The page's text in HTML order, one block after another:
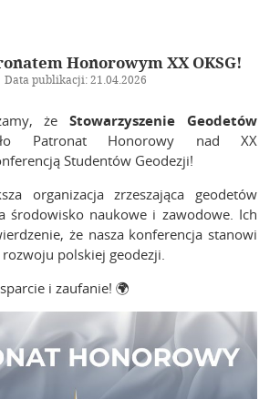
Honorowym XX OKSG!
Data publikacji: 21.04.2026
żeStowarzyszenie Geodetów
Patronat Honorowy nad XX
Studentów Geodezji!
organizacja zrzeszająca geodetów
środowisko naukowe i zawodowe. Ich
że nasza konferencja stanowi
polskiej geodezji.
i zaufanie! 🌍